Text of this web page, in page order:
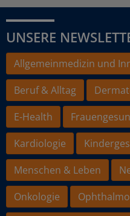
UNSERE
Allgemeinmedizin und
Beruf & Alltag
E-Health
Kardiologie
Menschen & Leben
Onkologie